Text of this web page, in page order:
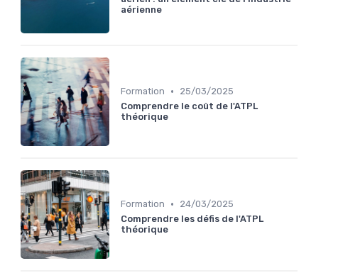
aérienne
Formation •
25/03/2025
Comprendre le coût de l'ATPL
théorique
Formation •
24/03/2025
Comprendre les défis de l'ATPL
théorique